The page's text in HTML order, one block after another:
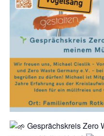
Gesprächskreis Zero